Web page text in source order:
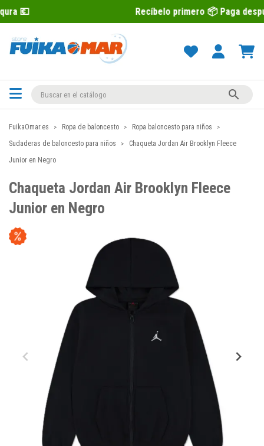
Recíbelo primero 📦 Paga después con

FuikaOmar.es Ropa de baloncesto
Ropa baloncesto para niños
Sudaderas de baloncesto para niños
Chaqueta Jordan Air Brooklyn Fleece
Junior en Negro
Chaqueta Jordan Air Brooklyn Fleece
Junior en Negro